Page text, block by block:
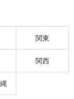
関東
関西